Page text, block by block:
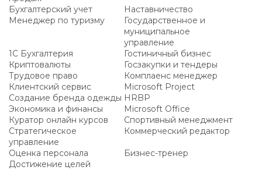
Бухгалтерский учет
Наставничество
Менеджер по туризму
Государственное и
муниципальное
управление
1С Бухгалтерия
Гостиничный бизнес
Криптовалюты
Госзакупки и тендеры
Трудовое право
Комплаенс менеджер
Клиентский сервис
Microsoft Project
Создание бренда одежды HRBP
Экономика и финансы
Microsoft Office
Куратор онлайн курсов
Спортивный менеджмент
Стратегическое
управление
Коммерческий редактор
Оценка персонала
Бизнес-тренер
Достижение целей